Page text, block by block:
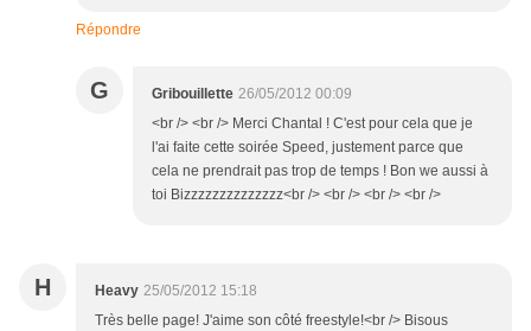
Répondre
G Gribouillette 26/05/2012 00:09
<br /> <br /> Merci Chantal ! C'est pour cela que je
l'ai faite cette soirée Speed, justement parce que
cela ne prendrait pas trop de temps ! Bon we aussi à
toi Bizzzzzzzzzzzzzz<br /> <br /> <br /> <br />
H Heavy 25/05/2012 15:18
Très belle page! J'aime son côté freestyle!<br /> Bisous